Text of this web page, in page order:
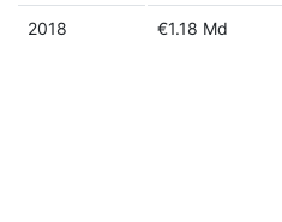
2018 €1.18 Md